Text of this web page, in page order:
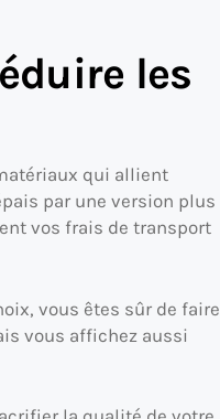
les
qui allient
par une version plus
vos frais de transport
vous êtes sûr de faire
vous affichez aussi